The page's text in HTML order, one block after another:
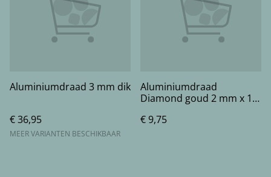
Aluminiumdraad 3 mm dik
€ 36,95
MEER VARIANTEN BESCHIKBAAR
Aluminiumdraad
Diamond goud 2 mm x 10
€ 9,75